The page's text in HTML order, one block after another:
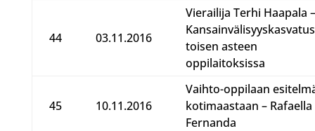
44 03.11.2016
Vierailija Terhi Haapala –
Kansainvälisyyskasvatus
toisen asteen
oppilaitoksissa
45 10.11.2016
Vaihto-oppilaan
kotimaastaan – Rafaella
Fernanda